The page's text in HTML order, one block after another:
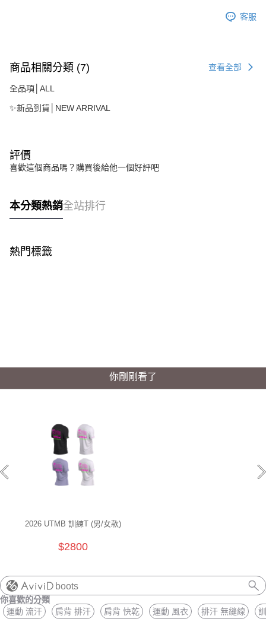
客服
商品相關分類 (7) 查看全部
全品項│ALL
✨新品到貨│NEW ARRIVAL
評價
喜歡這個商品嗎？購買後給他一個好評吧
本分類熱銷全站排行
熱門標籤
你剛剛看了
2026 UTMB 訓練T (男/女款)
$2800
boots
你喜歡的分類
運動 流汗
肩背 排汗 肩背 快乾 運動 風衣 排汗 無縫線